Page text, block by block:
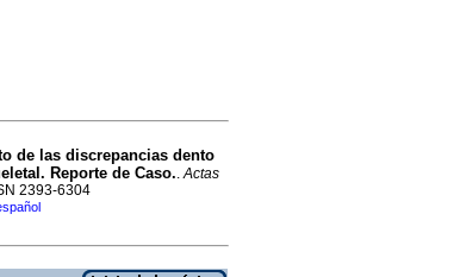
de las discrepancias dento
Reporte de Caso..Actas
2393-6304